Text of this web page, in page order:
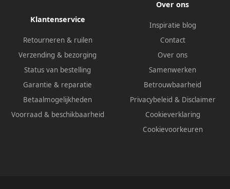
Klantenservice
Retourneren & ruilen
Verzending & bezorging
Status van bestelling
Garantie & reparatie
Betaalmogelijkheden
Voorraad & beschikbaarheid
Over ons
Inspiratie blog
Contact
Over ons
Samenwerken
Betrouwbaarheid
Privacybeleid & Disclaimer
Cookieverklaring
Cookievoorkeuren